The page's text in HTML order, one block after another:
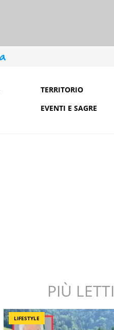
TERRITORIO
EVENTI E SAGRE
PIÙ LETTI
LIFESTYLE